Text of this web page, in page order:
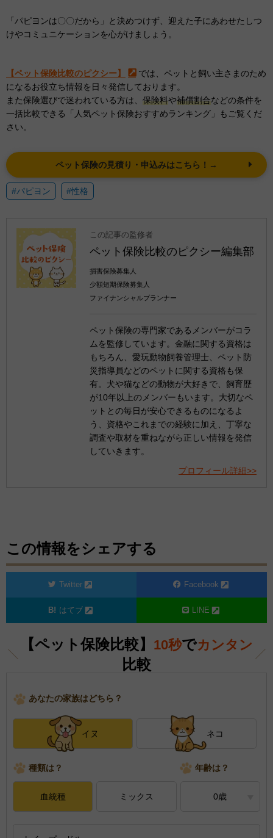
「パピヨンは〇〇だから」と決めつけず、迎えた子にあわせたしつ
けやコミュニケーションを心がけましょう。
【ペット保険比較のピクシー】
では、ペットと飼い主さまのため
になるお役立ち情報を日々発信しております。
また保険選びで迷われている方は、 保険料や補償割合などの条件を
一括比較できる「人気ペット保険おすすめランキング」もご覧くだ
さい。
ペット保険の見積り・申込みはこちら！→
#パピヨン #性格
この記事の監修者
ペット保険比較のピクシー編集部
損害保険募集人
少額短期保険募集人
ファイナンシャルプランナー
ペット保険の専門家であるメンバーがコラ
ムを監修しています。金融に関する資格は
もちろん、愛玩動物飼養管理士、ペット防
災指導員などのペットに関する資格も保
有。犬や猫などの動物が大好きで、飼育歴
が10年以上のメンバーもいます。大切なペ
ットとの毎日が安心できるものになるよ
う、資格やこれまでの経験に加え、丁寧な
調査や取材を重ねながら正しい情報を発信
していきます。
プロフィール詳細>>
この情報をシェアする
Twitter Facebook
はてブ LINE
【ペット保険比較】 10秒でカンタン
比較
あなたの家族はどちら？
イヌ ネコ
種類は？ 年齢は？
血統種 ミックス 0歳